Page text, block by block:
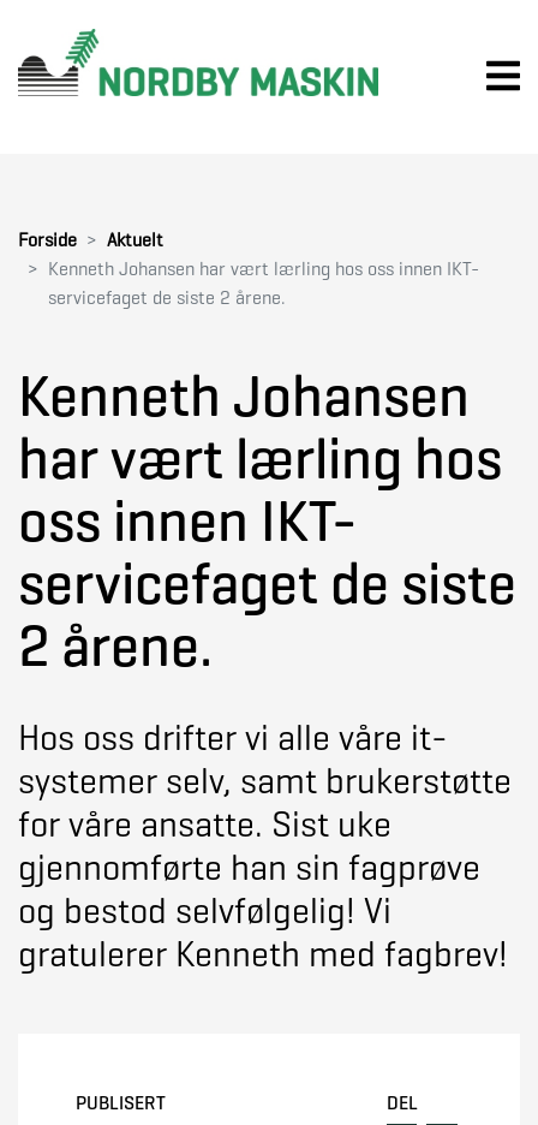
Forside
Aktuelt
Kenneth Johansen har vært lærling hos oss innen IKT-
servicefaget de siste 2 årene.
Kenneth Johansen
har vært lærling hos
oss innen IKT-
servicefaget de siste
2 årene.
Hos oss drifter vi alle våre it-
systemer selv, samt brukerstøtte
for våre ansatte. Sist uke
gjennomførte han sin fagprøve
og bestod selvfølgelig! Vi
gratulerer Kenneth med fagbrev!
PUBLISERT
DEL